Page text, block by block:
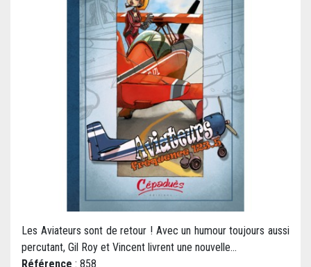
Les Aviateurs sont de retour ! Avec un humour toujours aussi
percutant, Gil Roy et Vincent livrent une nouvelle...
Référence : 858